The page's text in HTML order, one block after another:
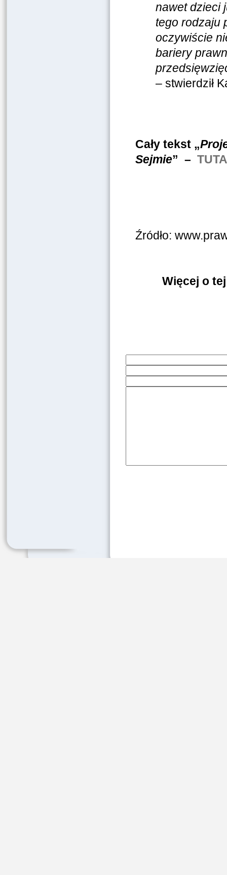
nawet dzieci
tego rodzaju
oczywiście
bariery
– stwierdził
Cały tekst „
Sejmie” –
Źródło:
Więcej o